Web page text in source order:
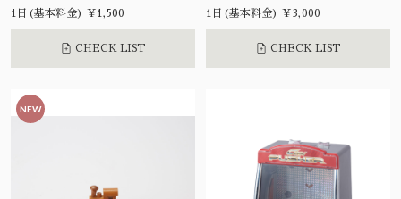
1日(基本料金) ¥1,500
CHECK LIST
1日(基本料金) ¥3,000
CHECK LIST
NEW